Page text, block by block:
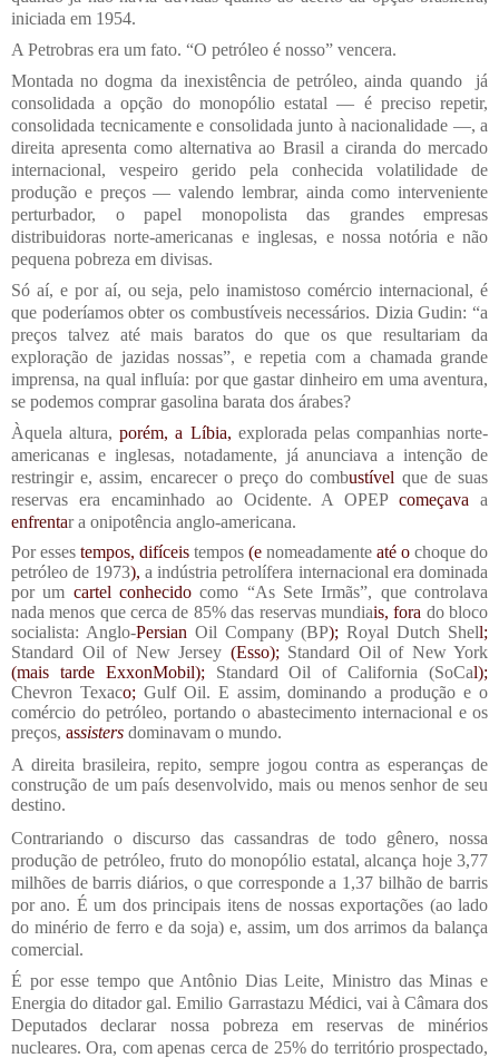
iniciada em 1954.
A Petrobras era um fato. “O petróleo é nosso” vencera.
Montada no dogma da inexistência de petróleo, ainda quando já
consolidada a opção do monopólio estatal — é preciso repetir,
consolidada tecnicamente e consolidada junto à nacionalidade —, a
direita apresenta como alternativa ao Brasil a ciranda do mercado
internacional, vespeiro gerido pela conhecida volatilidade de
produção e preços — valendo lembrar, ainda como interveniente
perturbador, o papel monopolista das grandes empresas
distribuidoras norte-americanas e inglesas, e nossa notória e não
pequena pobreza em divisas.
Só aí, e por aí, ou seja, pelo inamistoso comércio internacional, é
que poderíamos obter os combustíveis necessários. Dizia Gudin: “a
preços talvez até mais baratos do que os que resultariam da
exploração de jazidas nossas”, e repetia com a chamada grande
imprensa, na qual influía: por que gastar dinheiro em uma aventura,
se podemos comprar gasolina barata dos árabes?
Àquela altura,porém, a Líbia, explorada pelas companhias norte-
americanas e inglesas, notadamente, já anunciava a intenção de
restringir e, assim, encarecer o preço do combustível que de suas
reservas era encaminhado ao Ocidente. A OPEPcomeçava a
enfrentar a onipotência anglo-americana.
Por esses tempos, difíceis tempos (e nomeadamente até o choque do
petróleo de 1973), a indústria petrolífera internacional era dominada
por um cartel conhecido como “As Sete Irmãs”, que controlava
nada menos que cerca de 85% das reservas mundiais, fora do bloco
socialista: Anglo-PersianOil Company (BP); Royal Dutch Shell;
Standard Oil of New Jersey (Esso); Standard Oil of New York
(mais tarde ExxonMobil);Standard Oil of California (SoCal);
Chevron Texaco; Gulf Oil. E assim, dominando a produção e o
comércio do petróleo, portando o abastecimento internacional e os
preços, assisters dominavam o mundo.
A direita brasileira, repito, sempre jogou contra as esperanças de
construção de um país desenvolvido, mais ou menos senhor de seu
destino.
Contrariando o discurso das cassandras de todo gênero, nossa
produção de petróleo, fruto do monopólio estatal, alcança hoje 3,77
milhões de barris diários, o que corresponde a 1,37 bilhão de barris
por ano. É um dos principais itens de nossas exportações (ao lado
do minério de ferro e da soja) e, assim, um dos arrimos da balança
comercial.
É por esse tempo que Antônio Dias Leite, Ministro das Minas e
Energia do ditador gal. Emilio Garrastazu Médici, vai à Câmara dos
Deputados declarar nossa pobreza em reservas de minérios
nucleares. Ora, com apenas cerca de 25% do território prospectado,